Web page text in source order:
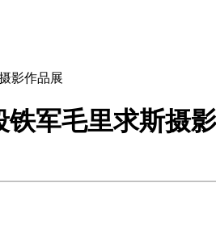
影作品展
铁军毛里求斯摄